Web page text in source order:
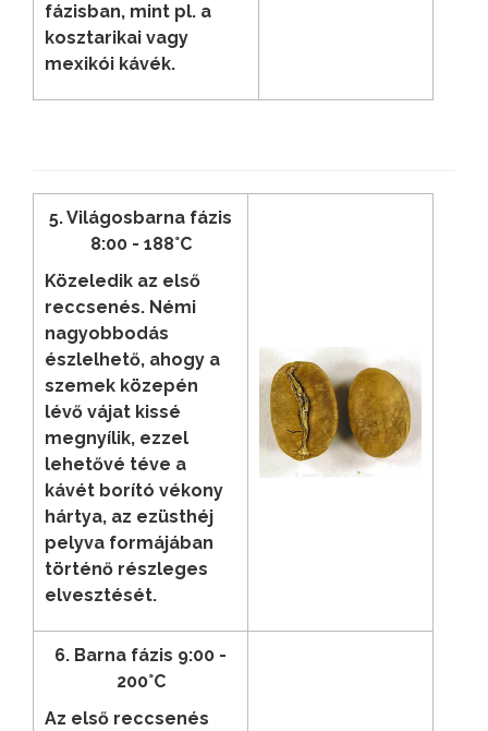
fázisban, mint pl. a
kosztarikai vagy
mexikói kávék.
5. Világosbarna fázis
8:00 - 188°C
Közeledik az első
reccsenés. Némi
nagyobbodás
észlelhető, ahogy a
szemek közepén
lévő vájat kissé
megnyílik, ezzel
lehetővé téve a
kávét borító vékony
hártya, az ezüsthéj
pelyva formájában
történő részleges
elvesztését.
6. Barna fázis 9:00 -
200°C
Az első reccsenés